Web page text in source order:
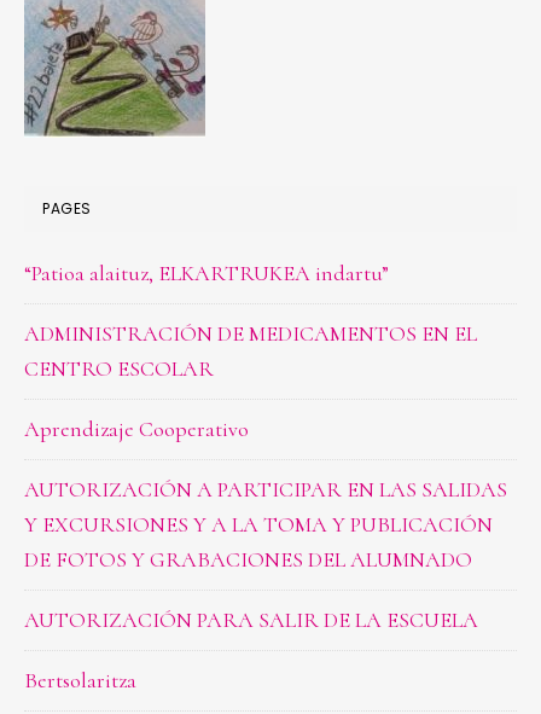
PAGES
“Patioa alaituz, ELKARTRUKEA indartu”
ADMINISTRACIÓN DE MEDICAMENTOS EN EL
CENTRO ESCOLAR
Aprendizaje Cooperativo
AUTORIZACIÓN A PARTICIPAR EN LAS SALIDAS
Y EXCURSIONES Y A LA TOMA Y PUBLICACIÓN
DE FOTOS Y GRABACIONES DEL ALUMNADO
AUTORIZACIÓN PARA SALIR DE LA ESCUELA
Bertsolaritza